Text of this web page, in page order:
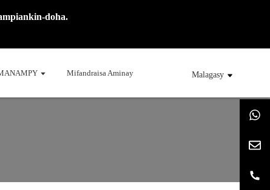
doha.
Mifandraisa Aminay Malagasy